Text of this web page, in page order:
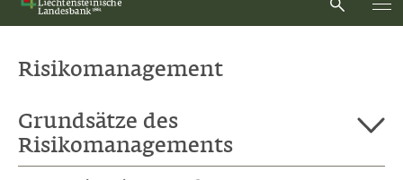
Risikomanagement
Grundsätze des
Risikomanagements